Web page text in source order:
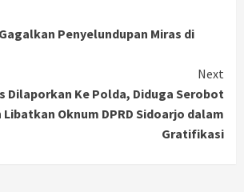
Penyelundupan Miras di
Next
Dilaporkan Ke Polda, Diduga Serobot
Libatkan Oknum DPRD Sidoarjo dalam
Gratifikasi